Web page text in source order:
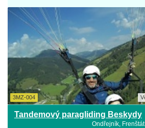
3MZ-004
Tandemový paragliding Beskydy
Ondřejník,